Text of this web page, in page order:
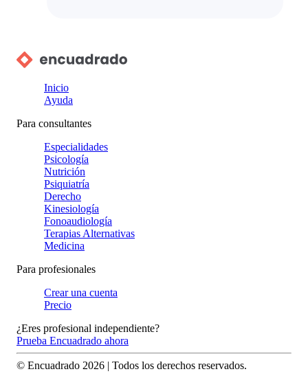
Inicio
Ayuda
Para consultantes
Especialidades
Psicología
Nutrición
Psiquiatría
Derecho
Kinesiología
Fonoaudiología
Terapias Alternativas
Medicina
Para profesionales
Crear una cuenta
Precio
¿Eres profesional independiente?
Prueba Encuadrado ahora
© Encuadrado 2026 | Todos los derechos reservados.